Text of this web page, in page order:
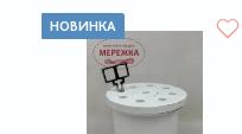
НОВИНКА